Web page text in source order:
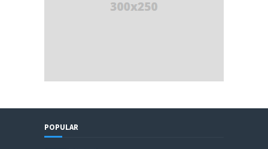
POPULAR